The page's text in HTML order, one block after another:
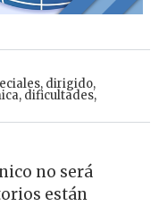
, dirigido,
, dificultades,
no será
están